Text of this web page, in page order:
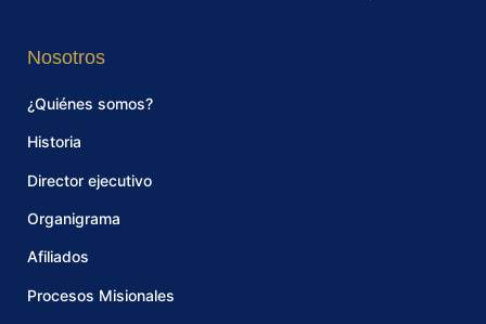
Nosotros
¿Quiénes somos?
Historia
Director ejecutivo
Organigrama
Afiliados
Procesos Misionales